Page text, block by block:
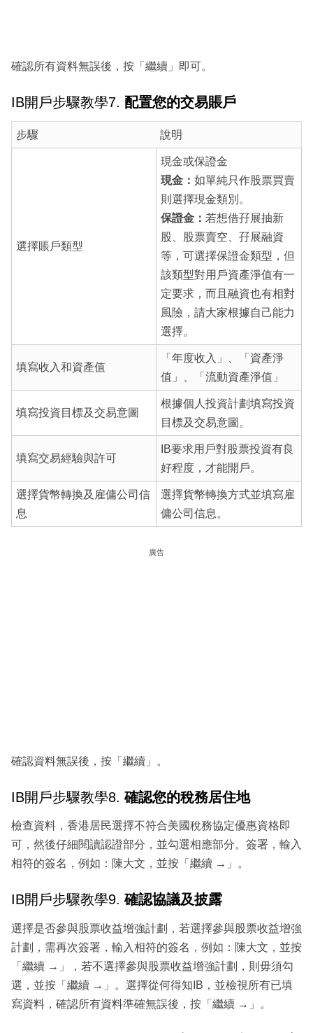
確認所有資料無誤後，按「繼續」即可。
IB開戶步驟教學7. 配置您的交易賬戶
步驟 說明
選擇賬戶類型
現金或保證金
現金： 如單純只作股票買賣
則選擇現金類別。
保證金： 若想借孖展抽新
股、股票賣空、孖展融資
等，可選擇保證金類型，但
該類型對用戶資產淨值有一
定要求，而且融資也有相對
風險，請大家根據自己能力
選擇。
填寫收入和資產值
「年度收入」、「資產淨
值」、「流動資產淨值」
填寫投資目標及交易意圖
根據個人投資計劃填寫投資
目標及交易意圖。
填寫交易經驗與許可
IB要求用戶對股票投資有良
好程度，才能開戶。
選擇貨幣轉換及雇傭公司信
息
選擇貨幣轉換方式並填寫雇
傭公司信息。
廣告
確認資料無誤後，按「繼續」。
IB開戶步驟教學8. 確認您的稅務居住地
檢查資料，香港居民選擇不符合美國稅務協定優惠資格即
可，然後仔細閱讀認證部分，並勾選相應部分。簽署，輸入
相符的簽名，例如：陳大文，並按「繼續 →」。
IB開戶步驟教學9. 確認協議及披露
選擇是否參與股票收益增強計劃，若選擇參與股票收益增強
計劃，需再次簽署，輸入相符的簽名，例如：陳大文，並按
「繼續 →」，若不選擇參與股票收益增強計劃，則毋須勾
選，並按「繼續 →」。選擇從何得知IB，並檢視所有已填
寫資料，確認所有資料準確無誤後，按「繼續 →」。